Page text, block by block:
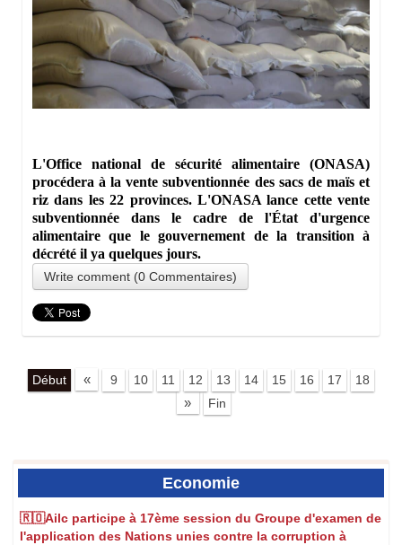
L'Office national de sécurité alimentaire (ONASA)
procédera à la vente subventionnée des sacs de maïs et
riz dans les 22 provinces. L'ONASA lance cette vente
subventionnée dans le cadre de l'État d'urgence
alimentaire que le gouvernement de la transition à
décrété il ya quelques jours.
Write comment (0 Commentaires)
Début « 9 10 11 12 13 14 15 16 17 18
» Fin
Economie
🇷🇴‎Ailc participe à 17ème session du Groupe d'examen de
l'application des Nations unies contre la corruption à